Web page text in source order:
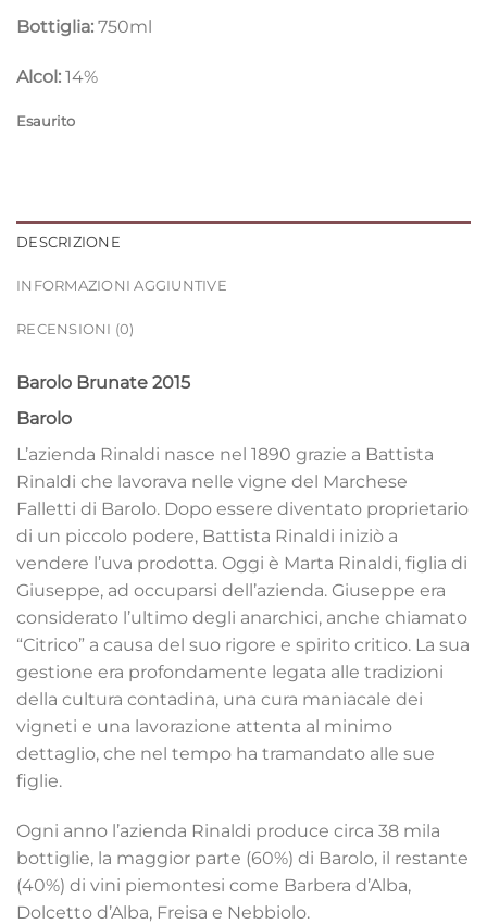
Bottiglia: 750ml
Alcol: 14%
Esaurito
DESCRIZIONE
INFORMAZIONI AGGIUNTIVE
RECENSIONI (0)
Barolo Brunate 2015
Barolo
L’azienda Rinaldi nasce nel 1890 grazie a Battista
Rinaldi che lavorava nelle vigne del Marchese
Falletti di Barolo. Dopo essere diventato proprietario
di un piccolo podere, Battista Rinaldi iniziò a
vendere l’uva prodotta. Oggi è Marta Rinaldi, figlia di
Giuseppe, ad occuparsi dell’azienda. Giuseppe era
considerato l’ultimo degli anarchici, anche chiamato
“Citrico” a causa del suo rigore e spirito critico. La sua
gestione era profondamente legata alle tradizioni
della cultura contadina, una cura maniacale dei
vigneti e una lavorazione attenta al minimo
dettaglio, che nel tempo ha tramandato alle sue
figlie.
Ogni anno l’azienda Rinaldi produce circa 38 mila
bottiglie, la maggior parte (60%) di Barolo, il restante
(40%) di vini piemontesi come Barbera d’Alba,
Dolcetto d’Alba, Freisa e Nebbiolo.